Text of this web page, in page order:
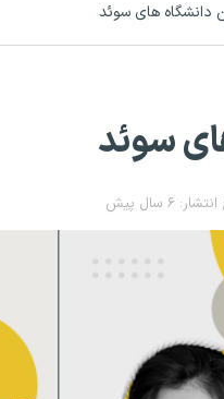
دانشگاه های سوئد
سوئد
۶ سال پیش